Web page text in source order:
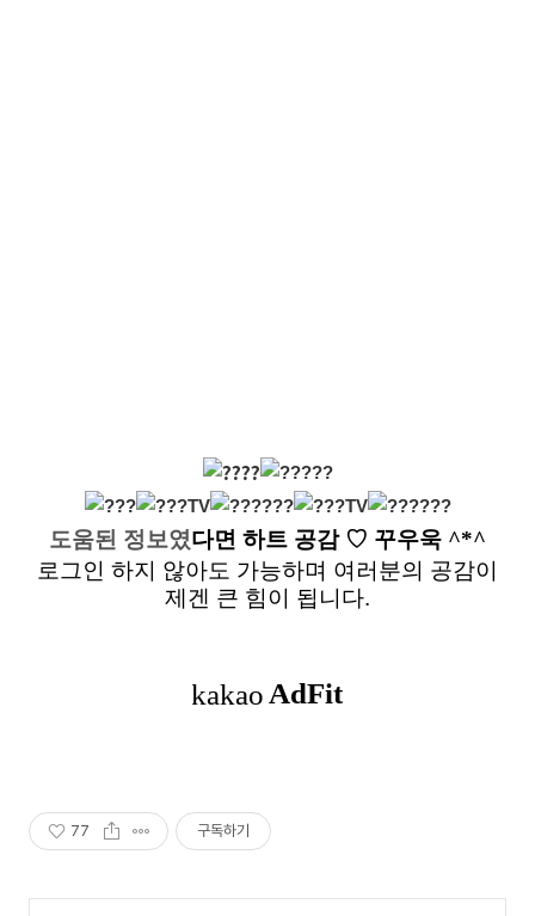
도움된 정보였다면 하트 공감 ♡ 꾸우욱 ^*^
로그인 하지 않아도 가능하며 여러분의 공감이
제겐 큰 힘이 됩니다.
77 구독하기